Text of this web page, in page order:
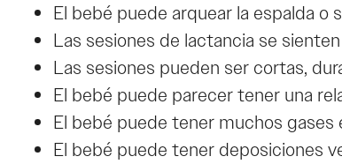
El bebé puede arquear la espalda
Las sesiones de lactancia se
Las sesiones pueden ser cortas,
El bebé puede parecer tener una
El bebé puede tener muchos
El bebé puede tener deposiciones